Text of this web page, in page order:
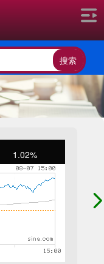
搜索
1.02%